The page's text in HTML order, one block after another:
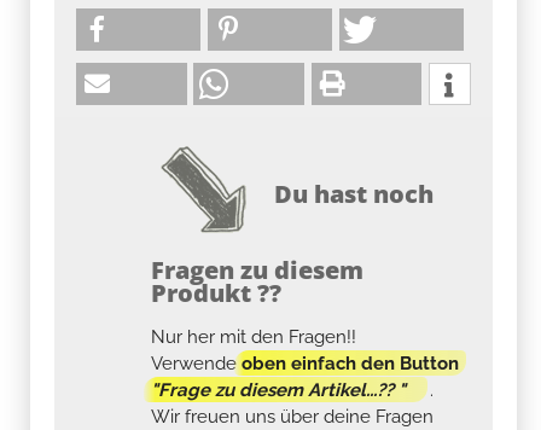
Du hast noch
Fragen zu diesem
Produkt ??
Nur her mit den Fragen!!
Verwendeoben einfach den Button
"Frage zu diesem Artikel...?? "
.
Wir freuen uns über deine Fragen